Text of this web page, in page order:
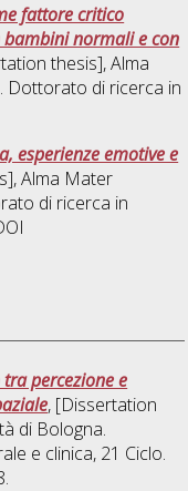
fattore critico
normali e con
thesis], Alma
Dottorato di ricerca in
esperienze emotive e
Alma Mater
di ricerca in
percezione e
, [Dissertation
di Bologna.
e clinica, 21 Ciclo.